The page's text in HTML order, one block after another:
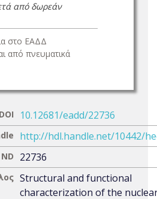
από δωρεάν
στο ΕΑΔΔ
από πνευματικά
DOI 10.12681/eadd/22736
http://hdl.handle.net/10442/
ND 22736
Structural and functional
characterization of the